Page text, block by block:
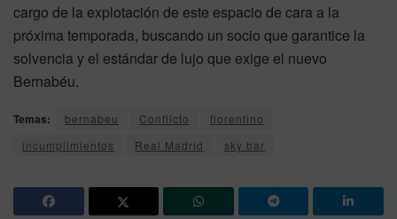
cargo de la explotación de este espacio de cara a la
próxima temporada, buscando un socio que garantice la
solvencia y el estándar de lujo que exige el nuevo
Bernabéu.
Temas: bernabeu Conflicto
florentino
incumplimientos
Real Madrid sky bar